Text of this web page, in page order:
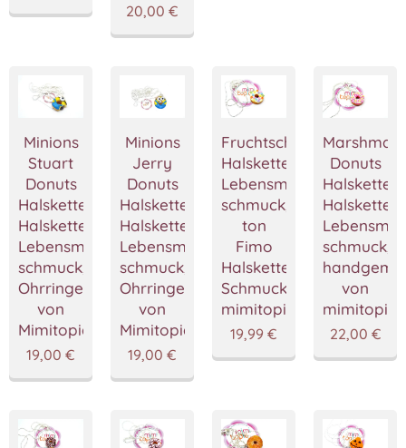
20,00 €
Minions
Stuart
Donuts
Halskette,Krapfe
Halskette,Miniatur
Lebensmittel
schmuck,Fimo
Ohrringe,Handgemacht
von
Mimitopia
19,00 €
Minions
Jerry
Donuts
Halskette,Krapfe
Halskette,Miniatur
Lebensmittel
schmuck,Fimo
Ohrringe,Handgemacht
von
Mimitopia
19,00 €
Fruchtschleife
Halskette,Miniatur
Lebensmittel
schmuck,Polymer
ton
Fimo
Schmuckstücke
mimitopia
19,99 €
Donuts
von
mimitopia
22,00 €